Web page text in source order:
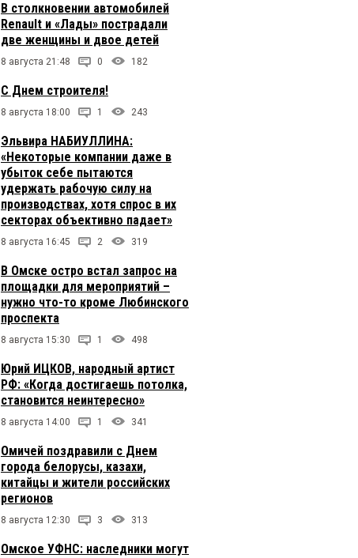
В столкновении автомобилей
Renault и «Лады» пострадали
две женщины и двое детей
8 августа 21:48 0 182
С Днем строителя!
8 августа 18:00 1 243
Эльвира НАБИУЛЛИНА:
«Некоторые компании даже в
убыток себе пытаются
удержать рабочую силу на
производствах, хотя спрос в их
секторах объективно падает»
8 августа 16:45 2 319
В Омске остро встал запрос на
площадки для мероприятий –
нужно что-то кроме Любинского
проспекта
8 августа 15:30 1 498
Юрий ИЦКОВ, народный артист
РФ: «Когда достигаешь потолка,
становится неинтересно»
8 августа 14:00 1 341
Омичей поздравили с Днем
города белорусы, казахи,
китайцы и жители российских
регионов
8 августа 12:30 3 313
Омское УФНС: наследники могут